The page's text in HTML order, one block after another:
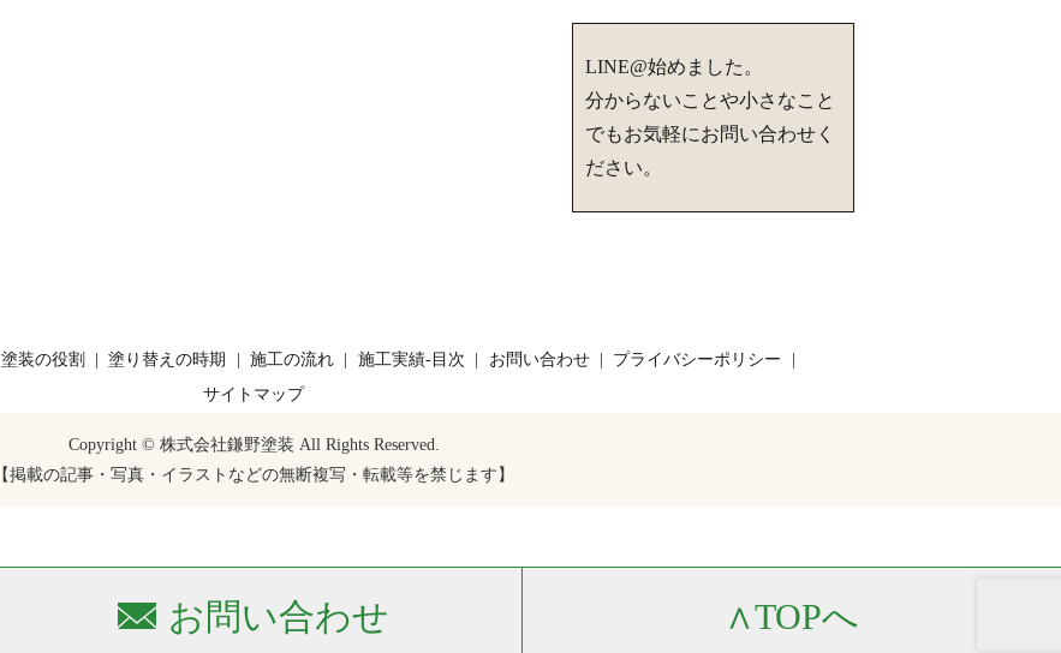
LINE@始めました。
分からないことや小さなこと
でもお気軽にお問い合わせく
ださい。
お問い合わせ ∧TOPへ
塗装の役割 塗り替えの時期 施工の流れ 施工実績-目次 お問い合わせ
プライバシーポリシー
サイトマップ
Copyright © 株式会社鎌野塗装 All Rights Reserved.
【掲載の記事・写真・イラストなどの無断複写・転載等を禁じます】